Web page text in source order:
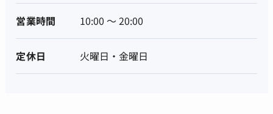
営業時間 10:00 ～ 20:00
定休日 火曜日・金曜日